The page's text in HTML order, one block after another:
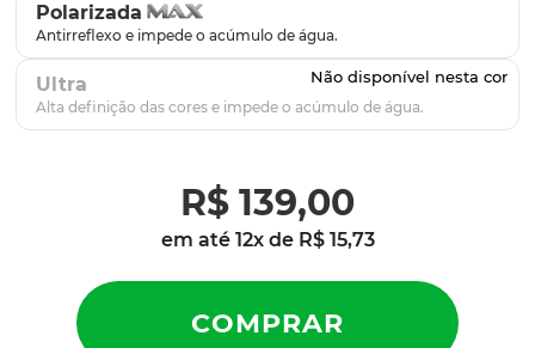
Polarizada
Ultra
R$ 139,00
em até 12x de R$ 15,73